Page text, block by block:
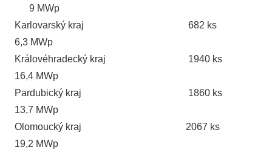
9 MWp
Karlovarský kraj 682 ks
6,3 MWp
Královéhradecký kraj 1940 ks
16,4 MWp
Pardubický kraj 1860 ks
13,7 MWp
Olomoucký kraj 2067 ks
19,2 MWp